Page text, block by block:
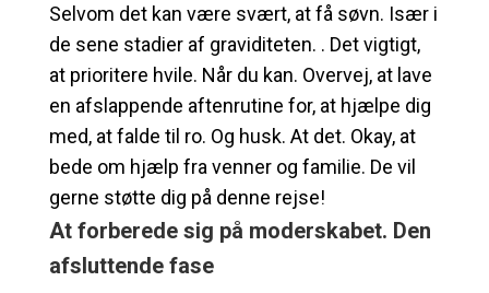
Selvom det kan være svært, at få søvn. Især i
de sene stadier af graviditeten. . Det vigtigt,
at prioritere hvile. Når du kan. Overvej, at lave
en afslappende aftenrutine for, at hjælpe dig
med, at falde til ro. Og husk. At det. Okay, at
bede om hjælp fra venner og familie. De vil
gerne støtte dig på denne rejse!
At forberede sig på moderskabet. Den
afsluttende fase